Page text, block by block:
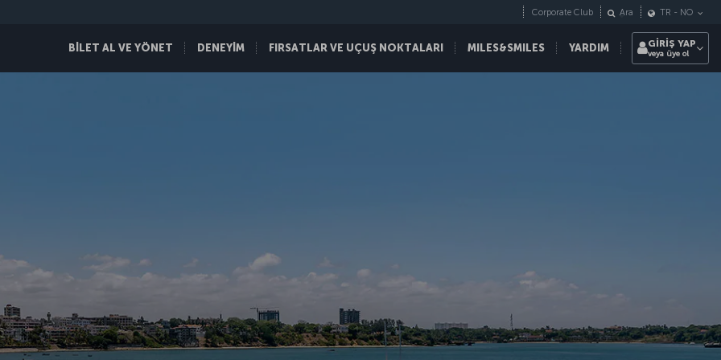
BİLET AL VE YÖNET DENEYİM FIRSATLAR VE UÇUŞ NOKTALARI MILES&SMILES YARDIM
Corporate Club Ara TR - NO
GİRİŞ YAP
veya üye ol